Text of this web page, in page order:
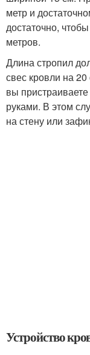
метр и
достаточно,
метров.
Длина стропил
свес кровли на
вы
руками. В этом
на стену или
Устройство